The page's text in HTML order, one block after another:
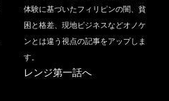
体験に基づいたフィリピンの闇、貧
困と格差、現地ビジネスなどオノケ
ンとは違う視点の記事をアップしま
す。
レンジ第一話へ